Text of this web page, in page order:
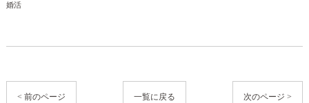
婚活
< 前のページ 一覧に戻る 次のページ >